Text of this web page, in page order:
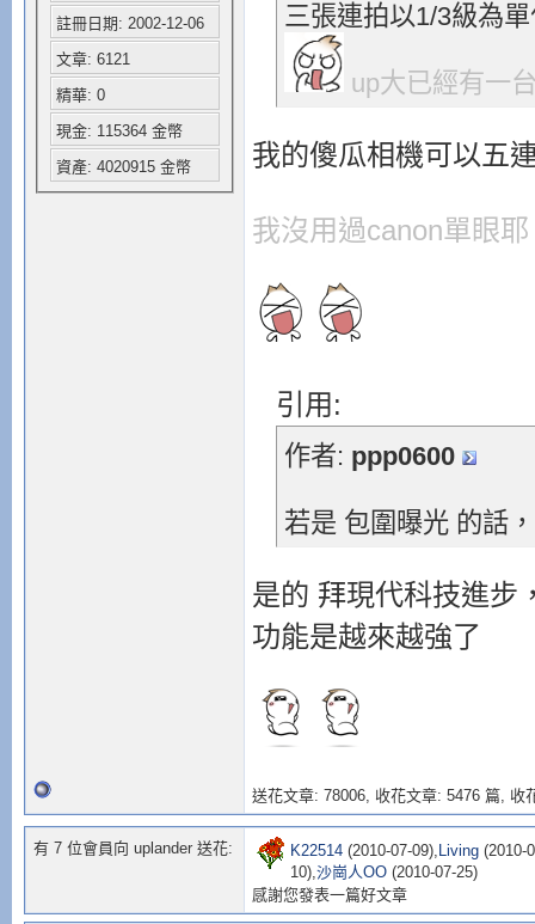
註冊日期: 2002-12-06
文章: 6121
精華: 0
現金: 115364 金幣
資產: 4020915 金幣
三張連拍以1/3級為
up大已經有一
我的傻瓜相機可以五
我沒用過canon單眼耶
引用:
作者: ppp0600
若是 包圍曝光 的話
是的 拜現代科技進步
功能是越來越強了
送花文章: 78006, 收花文章: 5476 篇, 收
有 7 位會員向 uplander 送花: K22514(2010-07-09), Living(2010-
10),沙崗人OO(2010-07-25)
感謝您發表一篇好文章